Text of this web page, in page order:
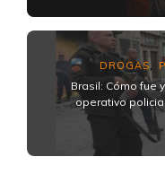
DROGAS
Brasil: Cómo fue
operativo